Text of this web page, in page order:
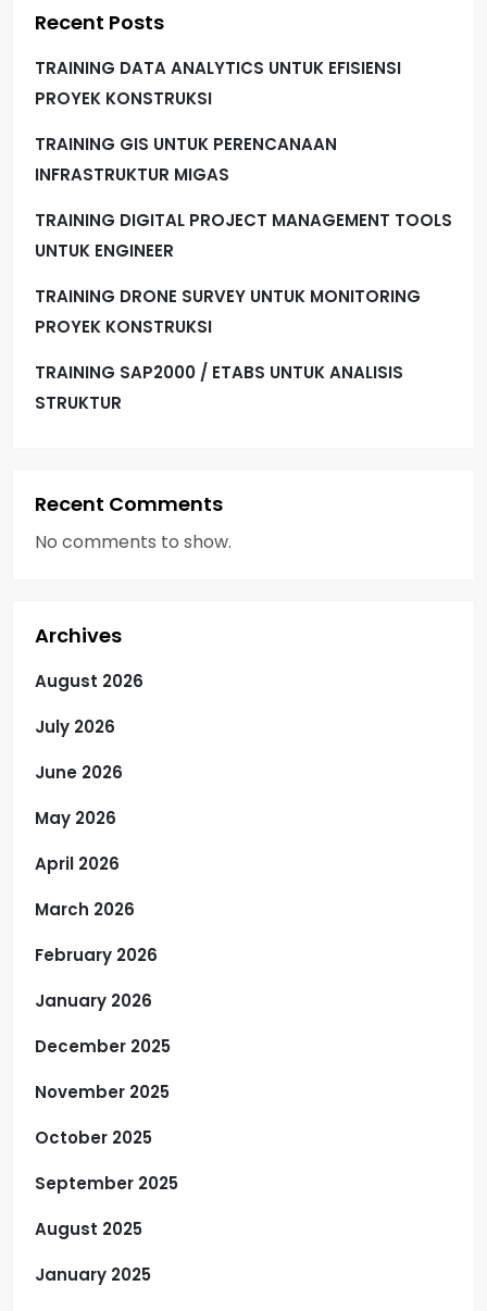
Recent Posts
TRAINING DATA ANALYTICS UNTUK EFISIENSI
PROYEK KONSTRUKSI
TRAINING GIS UNTUK PERENCANAAN
INFRASTRUKTUR MIGAS
TRAINING DIGITAL PROJECT MANAGEMENT TOOLS
UNTUK ENGINEER
TRAINING DRONE SURVEY UNTUK MONITORING
PROYEK KONSTRUKSI
TRAINING SAP2000 / ETABS UNTUK ANALISIS
STRUKTUR
Recent Comments
No comments to show.
Archives
August 2026
July 2026
June 2026
May 2026
April 2026
March 2026
February 2026
January 2026
December 2025
November 2025
October 2025
September 2025
August 2025
January 2025